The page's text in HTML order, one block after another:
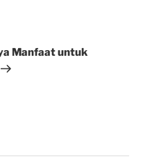
Manfaat untuk